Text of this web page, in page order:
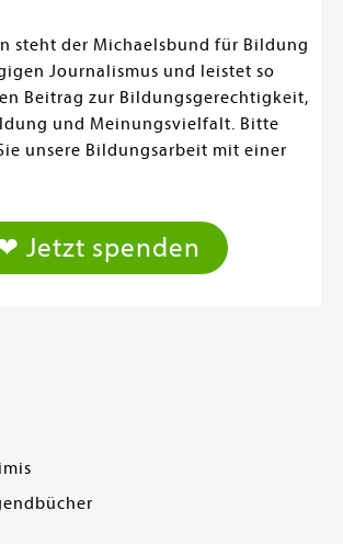
steht der Michaelsbund für Bildung
Journalismus und leistet so
Beitrag zur Bildungsgerechtigkeit,
und Meinungsvielfalt. Bitte
unsere Bildungsarbeit mit einer
Jetzt spenden